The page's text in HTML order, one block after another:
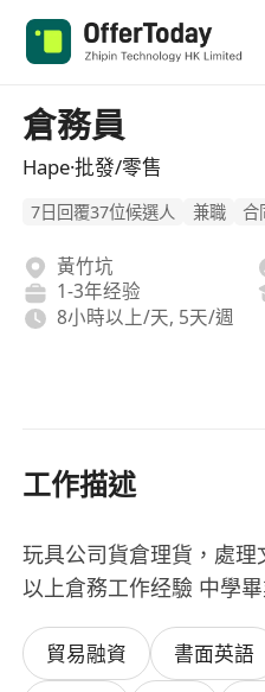
倉務員
Hape·批發/零售
7日回覆37位候選人 兼職 合
黃竹坑
1-3年经验
8小時以上/天, 5天/週
工作描述
玩具公司貨倉理貨，處
以上倉務工作经驗 中學
貿易融資 書面英語